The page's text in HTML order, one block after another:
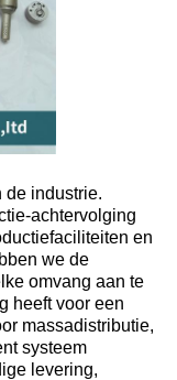
de industrie.
achtervolging
en
we de
omvang aan te
heeft voor een
massadistributie,
systeem
levering,